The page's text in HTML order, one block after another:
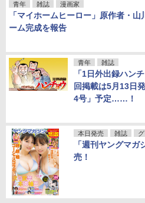
青年 雑誌 漫画家
「マイホームヒーロー」原作者・
ーム完成を報告
青年 雑誌
「1日外出録ハン
回掲載は5月13日
4号」予定……！
本日発売 雑誌
「週刊ヤングマ
売！